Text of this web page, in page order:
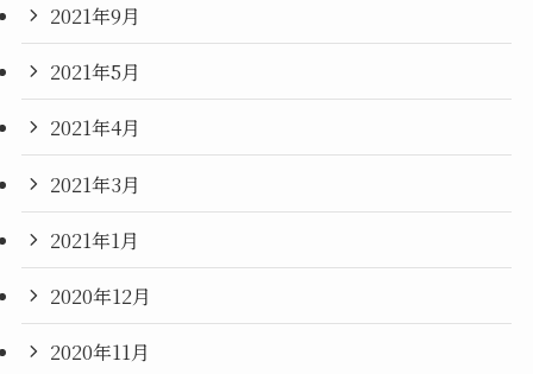
2021年9月
2021年5月
2021年4月
2021年3月
2021年1月
2020年12月
2020年11月